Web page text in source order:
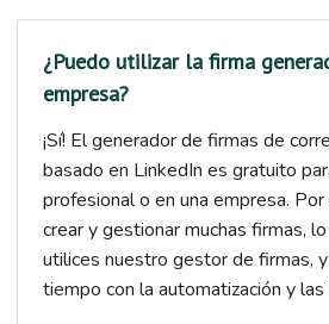
¿Puedo utilizar la firma
empresa?
¡Sí! El generador de firmas de
basado en LinkedIn es gratuito
profesional o en una empresa.
crear y gestionar muchas firmas,
utilices nuestro gestor de firmas,
tiempo con la automatización y